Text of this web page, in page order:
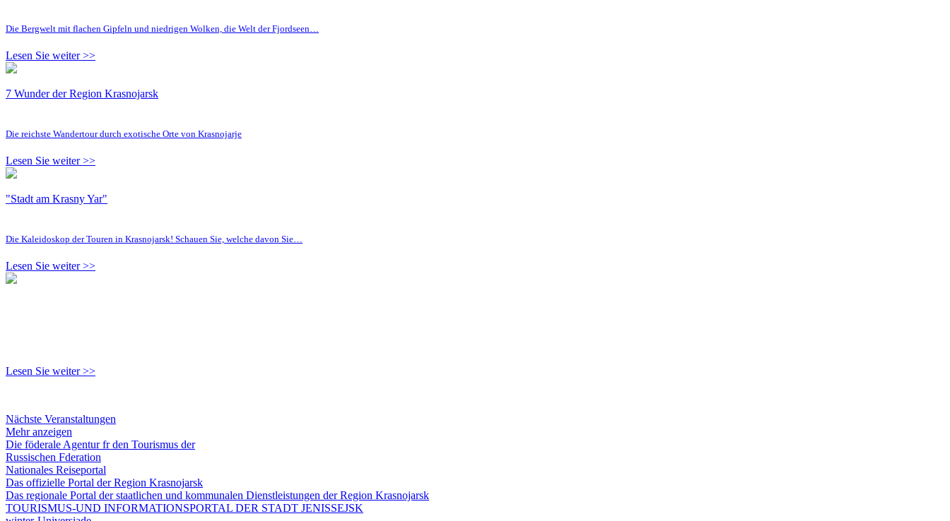
Die Bergwelt mit flachen Gipfeln und niedrigen Wolken, die Welt der Fjordseen…
Lesen Sie weiter >>
7 Wunder der Region Krasnojarsk
Die reichste Wandertour durch exotische Orte von Krasnojarje
Lesen Sie weiter >>
"Stadt am Krasny Yar"
Die Kaleidoskop der Touren in Krasnojarsk! Schauen Sie, welche davon Sie…
Lesen Sie weiter >>
Lesen Sie weiter >>
Nächste Veranstaltungen
Mehr anzeigen
Die föderale Agentur fr den Tourismus der
Russischen Fderation
Nationales Reiseportal
Das offizielle Portal der Region Krasnojarsk
Das regionale Portal der staatlichen und kommunalen Dienstleistungen der Region Krasnojarsk
TOURISMUS-UND INFORMATIONSPORTAL DER STADT JENISSEJSK